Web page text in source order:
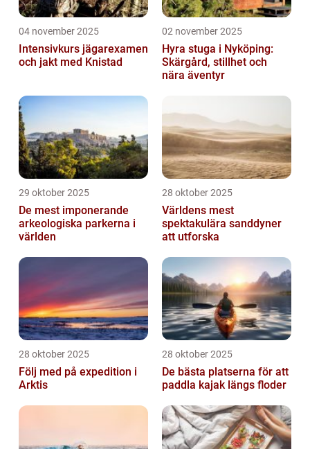
04 november 2025
Intensivkurs jägarexamen
och jakt med Knistad
02 november 2025
Hyra stuga i Nyköping:
Skärgård, stillhet och
nära äventyr
29 oktober 2025
De mest imponerande
arkeologiska parkerna i
världen
28 oktober 2025
Världens mest
spektakulära sanddyner
att utforska
28 oktober 2025
Följ med på expedition i
Arktis
28 oktober 2025
De bästa platserna för att
paddla kajak längs floder